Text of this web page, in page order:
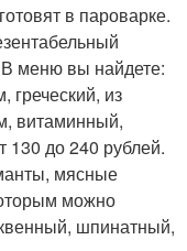
в пароварке.
В меню вы найдете:
греческий, из
витаминный,
130 до 240 рублей.
мясные
можно
шпинатный,